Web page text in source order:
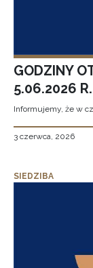
GODZINY
5.06.2026 R.
Informujemy, że w
3 czerwca, 2026
SIEDZIBA